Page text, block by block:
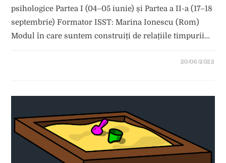
psihologice Partea I (04–05 iunie) și Partea a II-a (17–18
septembrie) Formator ISST: Marina Ionescu (Rom)
Modul în care suntem construiți de relațiile timpurii…
20/06/2022